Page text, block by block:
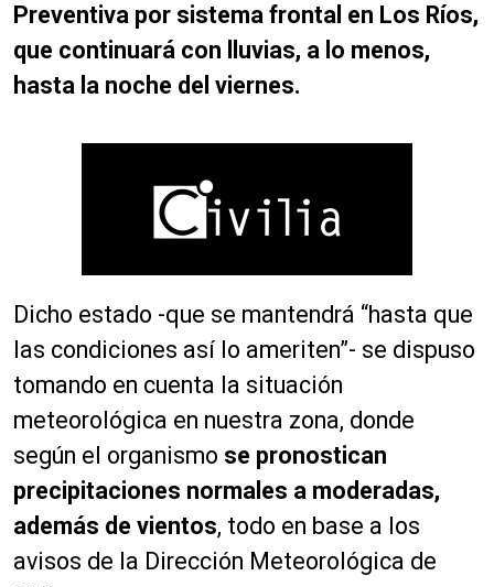
Preventiva por sistema frontal en Los Ríos,
que continuará con lluvias, a lo menos,
hasta la noche del viernes.
Dicho estado -que se mantendrá “hasta que
las condiciones así lo ameriten”- se dispuso
tomando en cuenta la situación
meteorológica en nuestra zona, donde
según el organismo se pronostican
precipitaciones normales a moderadas,
además de vientos, todo en base a los
avisos de la Dirección Meteorológica de